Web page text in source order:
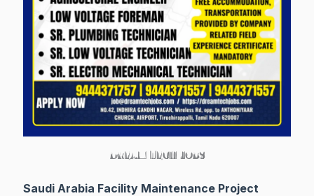
DREAM TECH JOBS
Saudi Arabia Facility Maintenance Project